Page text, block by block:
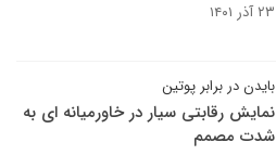
۲۳ آذر ۱۴۰۱
بایدن در برابر پوتین
نمایش رقابتی سیار در خاورمیانه ای به
شدت مصمم